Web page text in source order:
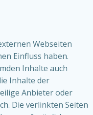
Webseiten
Einfluss haben.
Inhalte auch
Inhalte der
Anbieter oder
Die verlinkten Seiten